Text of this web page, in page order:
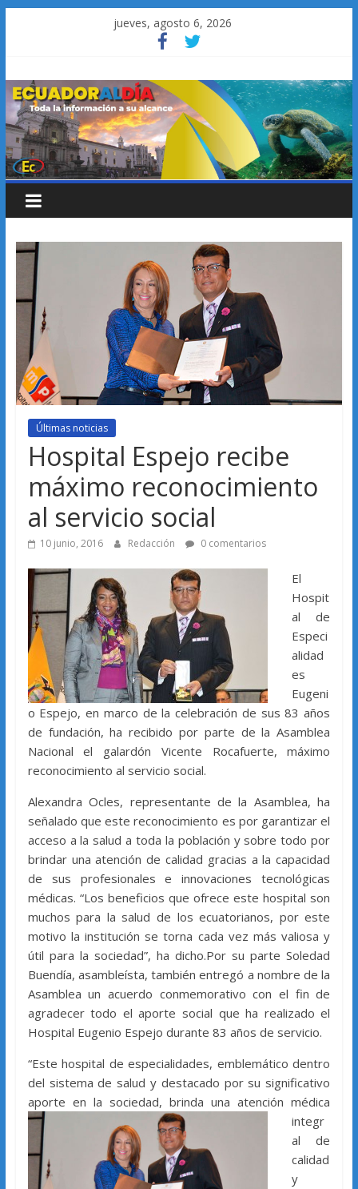
jueves, agosto 6, 2026
Últimas noticias
Hospital Espejo recibe
máximo reconocimiento
al servicio social
10 junio, 2016 Redacción 0 comentarios
El
Hospit
al de
Especi
alidad
es
Eugeni
o Espejo, en marco de la celebración de sus 83 años
de fundación, ha recibido por parte de la Asamblea
Nacional el galardón Vicente Rocafuerte, máximo
reconocimiento al servicio social.
Alexandra Ocles, representante de la Asamblea, ha
señalado que este reconocimiento es por garantizar el
acceso a la salud a toda la población y sobre todo por
brindar una atención de calidad gracias a la capacidad
de sus profesionales e innovaciones tecnológicas
médicas. “Los beneficios que ofrece este hospital son
muchos para la salud de los ecuatorianos, por este
motivo la institución se torna cada vez más valiosa y
útil para la sociedad”, ha dicho.Por su parte Soledad
Buendía, asambleísta, también entregó a nombre de la
Asamblea un acuerdo conmemorativo con el fin de
agradecer todo el aporte social que ha realizado el
Hospital Eugenio Espejo durante 83 años de servicio.
“Este hospital de especialidades, emblemático dentro
del sistema de salud y destacado por su significativo
aporte en la sociedad, brinda una atención médica
integr
al de
calidad
y